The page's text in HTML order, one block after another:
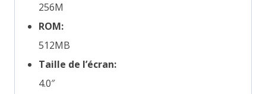
256M
ROM:
512MB
Taille de l’écran:
4.0″